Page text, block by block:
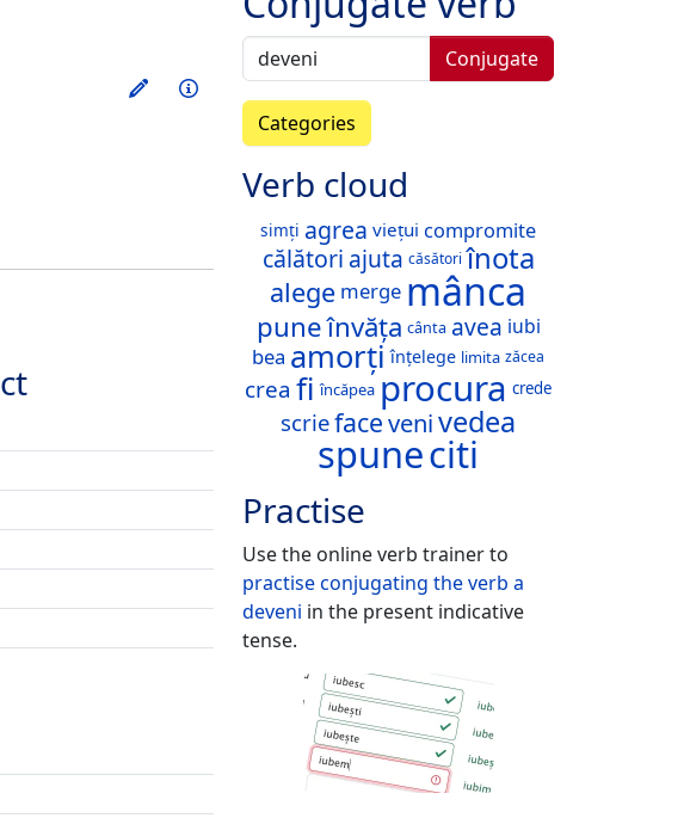
Train this verb
Info
Conjugate
Categories
Verb cloud
simți agrea viețui compromite
călători ajuta căsători înota
alege merge mânca
puneînvăța cânta avea iubi
bea amorți înțelege limita zăcea
crea fi încăpea procura crede
scriefacevenivedea
spuneciti
Practise
Use the online verb trainer to
practise conjugating the verb a
deveni in the present indicative
tense.